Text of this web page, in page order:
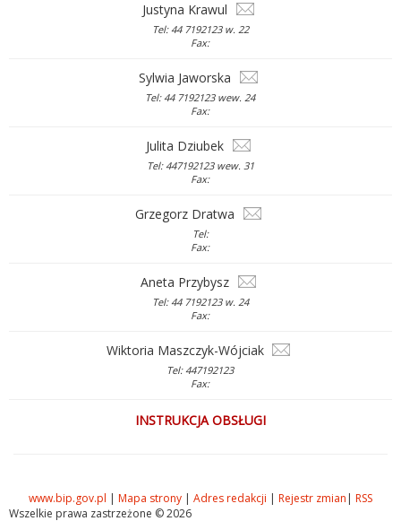
Justyna Krawul
Tel: 44 7192123 w. 22
Fax:
Sylwia Jaworska
Tel: 44 7192123 wew. 24
Fax:
Julita Dziubek
Tel: 447192123 wew. 31
Fax:
Grzegorz Dratwa
Tel:
Fax:
Aneta Przybysz
Tel: 44 7192123 w. 24
Fax:
Wiktoria Maszczyk-Wójciak
Tel: 447192123
Fax:
INSTRUKCJA OBSŁUGI
www.bip.gov.pl | Mapa strony | Adres redakcji | Rejestr zmian | RSS
Wszelkie prawa zastrzeżone © 2026